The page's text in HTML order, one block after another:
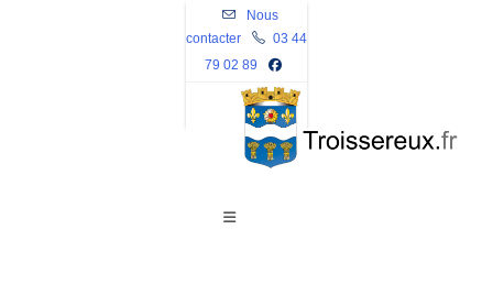
Skip
to
content
Nous
contacter
03 44
79 02 89